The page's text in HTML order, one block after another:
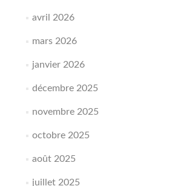
avril 2026
mars 2026
janvier 2026
décembre 2025
novembre 2025
octobre 2025
août 2025
juillet 2025